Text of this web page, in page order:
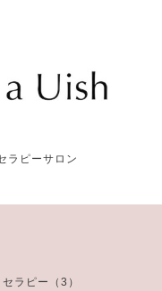
ラピーサロン
ラピー（3）